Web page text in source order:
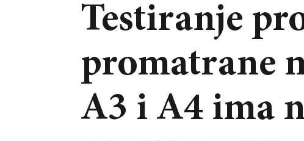
Testiranje
promatrane
A3 i A4 ima